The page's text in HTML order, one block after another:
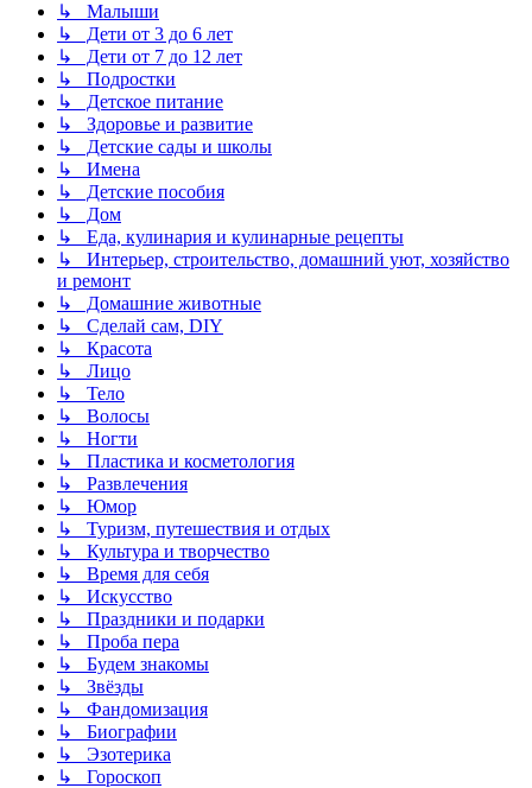
↳ Малыши
↳ Дети от 3 до 6 лет
↳ Дети от 7 до 12 лет
↳ Подростки
↳ Детское питание
↳ Здоровье и развитие
↳ Детские сады и школы
↳ Имена
↳ Детские пособия
↳ Дом
↳ Еда, кулинария и кулинарные рецепты
↳ Интерьер, строительство, домашний уют, хозяйство
и ремонт
↳ Домашние животные
↳ Сделай сам, DIY
↳ Красота
↳ Лицо
↳ Тело
↳ Волосы
↳ Ногти
↳ Пластика и косметология
↳ Развлечения
↳ Юмор
↳ Туризм, путешествия и отдых
↳ Культура и творчество
↳ Время для себя
↳ Искусство
↳ Праздники и подарки
↳ Проба пера
↳ Будем знакомы
↳ Звёзды
↳ Фандомизация
↳ Биографии
↳ Эзотерика
↳ Гороскоп